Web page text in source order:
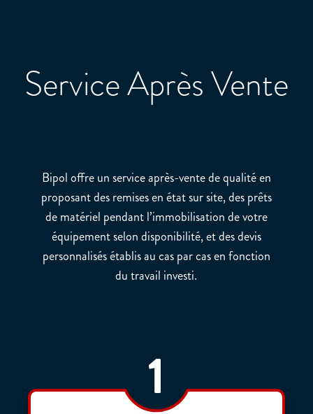
Service Après Vente
Bipol offre un service après-vente de qualité en
proposant des remises en état sur site, des prêts
de matériel pendant l’immobilisation de votre
équipement selon disponibilité, et des devis
personnalisés établis au cas par cas en fonction
du travail investi.
1